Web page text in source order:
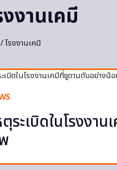
งงานเคมี
/ โรงงานเคมี
ตุระเบิดในโรงง